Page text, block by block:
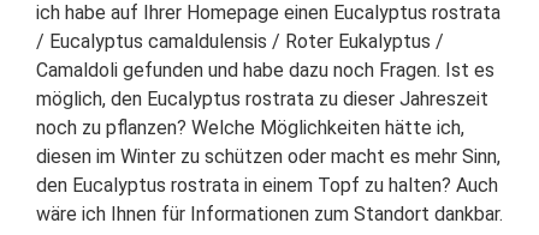
ich habe auf Ihrer Homepage einen Eucalyptus rostrata
/ Eucalyptus camaldulensis / Roter Eukalyptus /
Camaldoli gefunden und habe dazu noch Fragen. Ist es
möglich, den Eucalyptus rostrata zu dieser Jahreszeit
noch zu pflanzen? Welche Möglichkeiten hätte ich,
diesen im Winter zu schützen oder macht es mehr Sinn,
den Eucalyptus rostrata in einem Topf zu halten? Auch
wäre ich Ihnen für Informationen zum Standort dankbar.